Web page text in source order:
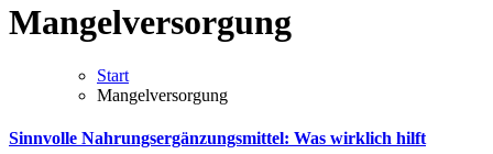
Mangelversorgung
Start
Mangelversorgung
Sinnvolle Nahrungsergänzungsmittel: Was wirklich hilft